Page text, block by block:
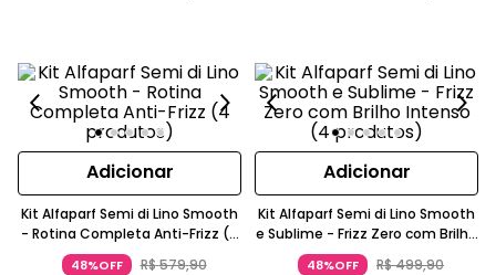
Adicionar
Kit Alfaparf Semi di Lino Smooth
- Rotina Completa Anti-Frizz (4
produtos)
48%OFF R$579,90
Adicionar
Kit Alfaparf Semi di Lino Smooth
e Sublime - Frizz Zero com Brilho
Intenso (4 produtos)
48%OFF R$499,90